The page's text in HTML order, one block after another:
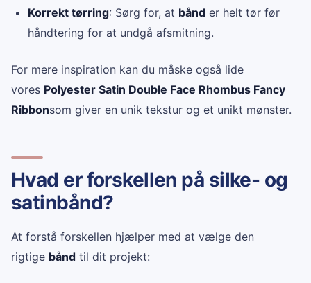
Korrekt tørring: Sørg for, at bånd er helt tør før
håndtering for at undgå afsmitning.
For mere inspiration kan du måske også lide
vores Polyester Satin Double Face Rhombus Fancy
Ribbonsom giver en unik tekstur og et unikt mønster.
Hvad er forskellen på silke- og
satinbånd?
At forstå forskellen hjælper med at vælge den
rigtige bånd til dit projekt: